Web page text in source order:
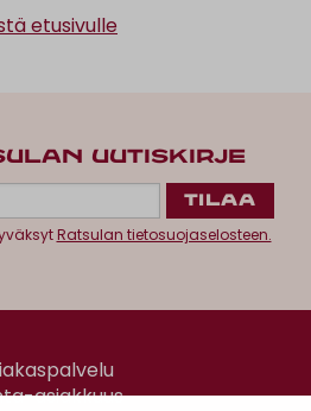
etusivulle
UUTISKIRJE
Ratsulan tietosuojaselosteen.
asiakkuus